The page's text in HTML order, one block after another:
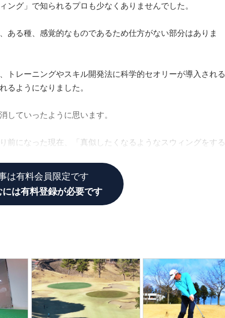
グ」で知られるプロも少なくありませんでした。
ある種、感覚的なものであるため仕方がない部分はありま
トレーニングやスキル開発法に科学的セオリーが導入される
るようになりました。
していったように思います。
前になった現在、「真似したくなるようなスウィングをする
は有料会員限定です
は有料登録が必要です